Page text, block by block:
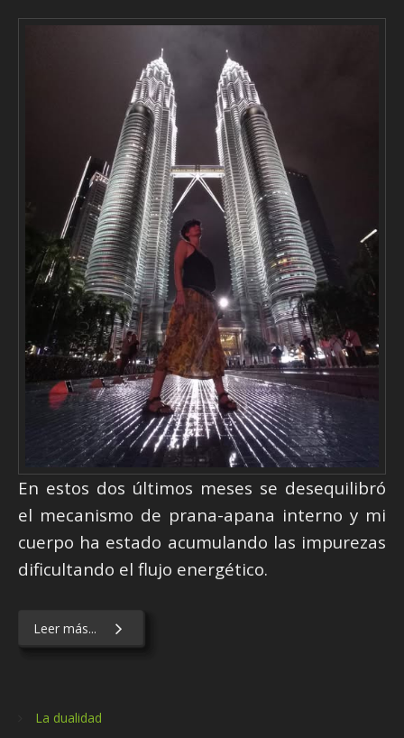
En estos dos últimos meses se desequilibró
el mecanismo de prana-apana interno y mi
cuerpo ha estado acumulando las impurezas
dificultando el flujo energético.
Leer más...
La dualidad